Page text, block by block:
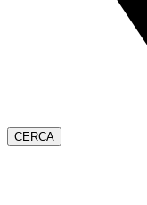
CERCA